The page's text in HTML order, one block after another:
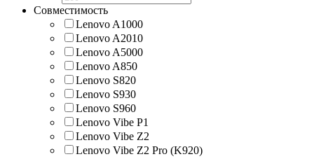
Совместимость
Lenovo A1000
Lenovo A2010
Lenovo A5000
Lenovo A850
Lenovo S820
Lenovo S930
Lenovo S960
Lenovo Vibe P1
Lenovo Vibe Z2
Lenovo Vibe Z2 Pro (K920)